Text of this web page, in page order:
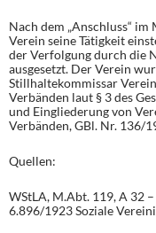
Nach dem „Anschluss“
Verein seine Tätigkeit
der Verfolgung durch die
ausgesetzt. Der Verein
Stillhaltekommissar
Verbänden laut § 3 des
und Eingliederung von
Verbänden, GBl. Nr. 136/
Quellen:
WStLA, M.Abt. 119, A 32
6.896/1923 Soziale